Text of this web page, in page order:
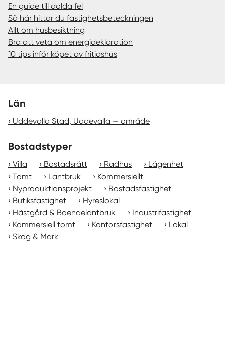
En guide till dolda fel
Så här hittar du fastighetsbeteckningen
Allt om husbesiktning
Bra att veta om energideklaration
10 tips inför köpet av fritidshus
Län
Uddevalla Stad, Uddevalla — område
Bostadstyper
Villa Bostadsrätt Radhus
Lägenhet
Tomt
Lantbruk
Kommersiellt
Nyproduktionsprojekt
Bostadsfastighet
Butiksfastighet
Hyreslokal
Hästgård & Boendelantbruk
Industrifastighet
Kommersiell tomt
Kontorsfastighet
Lokal
Skog & Mark